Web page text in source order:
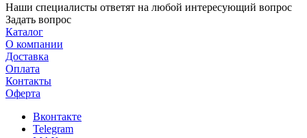
Наши специалисты ответят на любой интересующий вопрос
Задать вопрос
Каталог
О компании
Доставка
Оплата
Контакты
Оферта
Вконтакте
Telegram